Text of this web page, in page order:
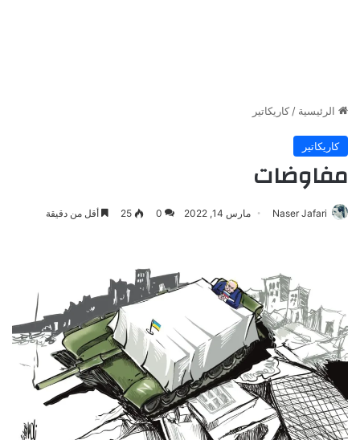
الرئيسية / كاريكاتير
كاريكاتير
مفاوضات
Naser Jafari مارس 14, 2022 0
25 أقل من دقيقة